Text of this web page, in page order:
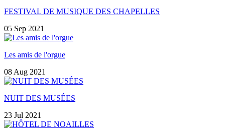
FESTIVAL DE MUSIQUE DES CHAPELLES
05 Sep 2021
Les amis de l'orgue
08 Aug 2021
NUIT DES MUSÉES
23 Jul 2021